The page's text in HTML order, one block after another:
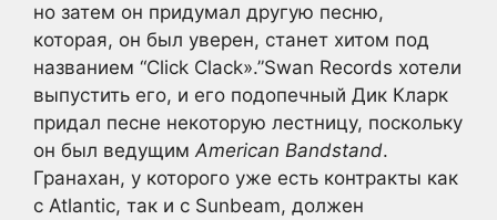
но затем он придумал другую песню,
которая, он был уверен, станет хитом под
названием “Click Clack».”Swan Records хотели
выпустить его, и его подопечный Дик Кларк
придал песне некоторую лестницу, поскольку
он был ведущимAmerican Bandstand.
Гранахан, у которого уже есть контракты как
с Atlantic, так и с Sunbeam, должен